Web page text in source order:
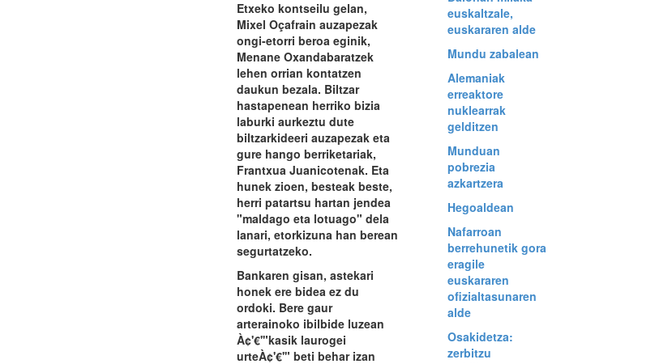
Etxeko kontseilu gelan,
Mixel Oçafrain auzapezak
ongi-etorri beroa eginik,
Menane Oxandabaratzek
lehen orrian kontatzen
daukun bezala. Biltzar
hastapenean herriko bizia
laburki aurkeztu dute
biltzarkideeri auzapezak eta
gure hango berriketariak,
Frantxua Juanicotenak. Eta
hunek zioen, besteak beste,
herri patartsu hartan jendea
"maldago eta lotuago" dela
lanari, etorkizuna han berean
segurtatzeko.
Bankaren gisan, astekari
honek ere bidea ez du
ordoki. Bere gaur
arterainoko ibilbide luzean
À¢'€'"kasik laurogei
urteÀ¢'€'" beti behar izan
euskaltzale,
euskararen alde
Mundu zabalean
Alemaniak
erreaktore
nuklearrak
gelditzen
Munduan
pobrezia
azkartzera
Hegoaldean
Nafarroan
berrehunetik gora
eragile
euskararen
ofizialtasunaren
alde
Osakidetza:
zerbitzu